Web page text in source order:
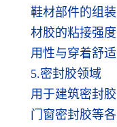
鞋材部件的组
材胶的粘接强
用性与穿着舒适
5.密封胶领域
用于建筑密封
门窗密封胶等